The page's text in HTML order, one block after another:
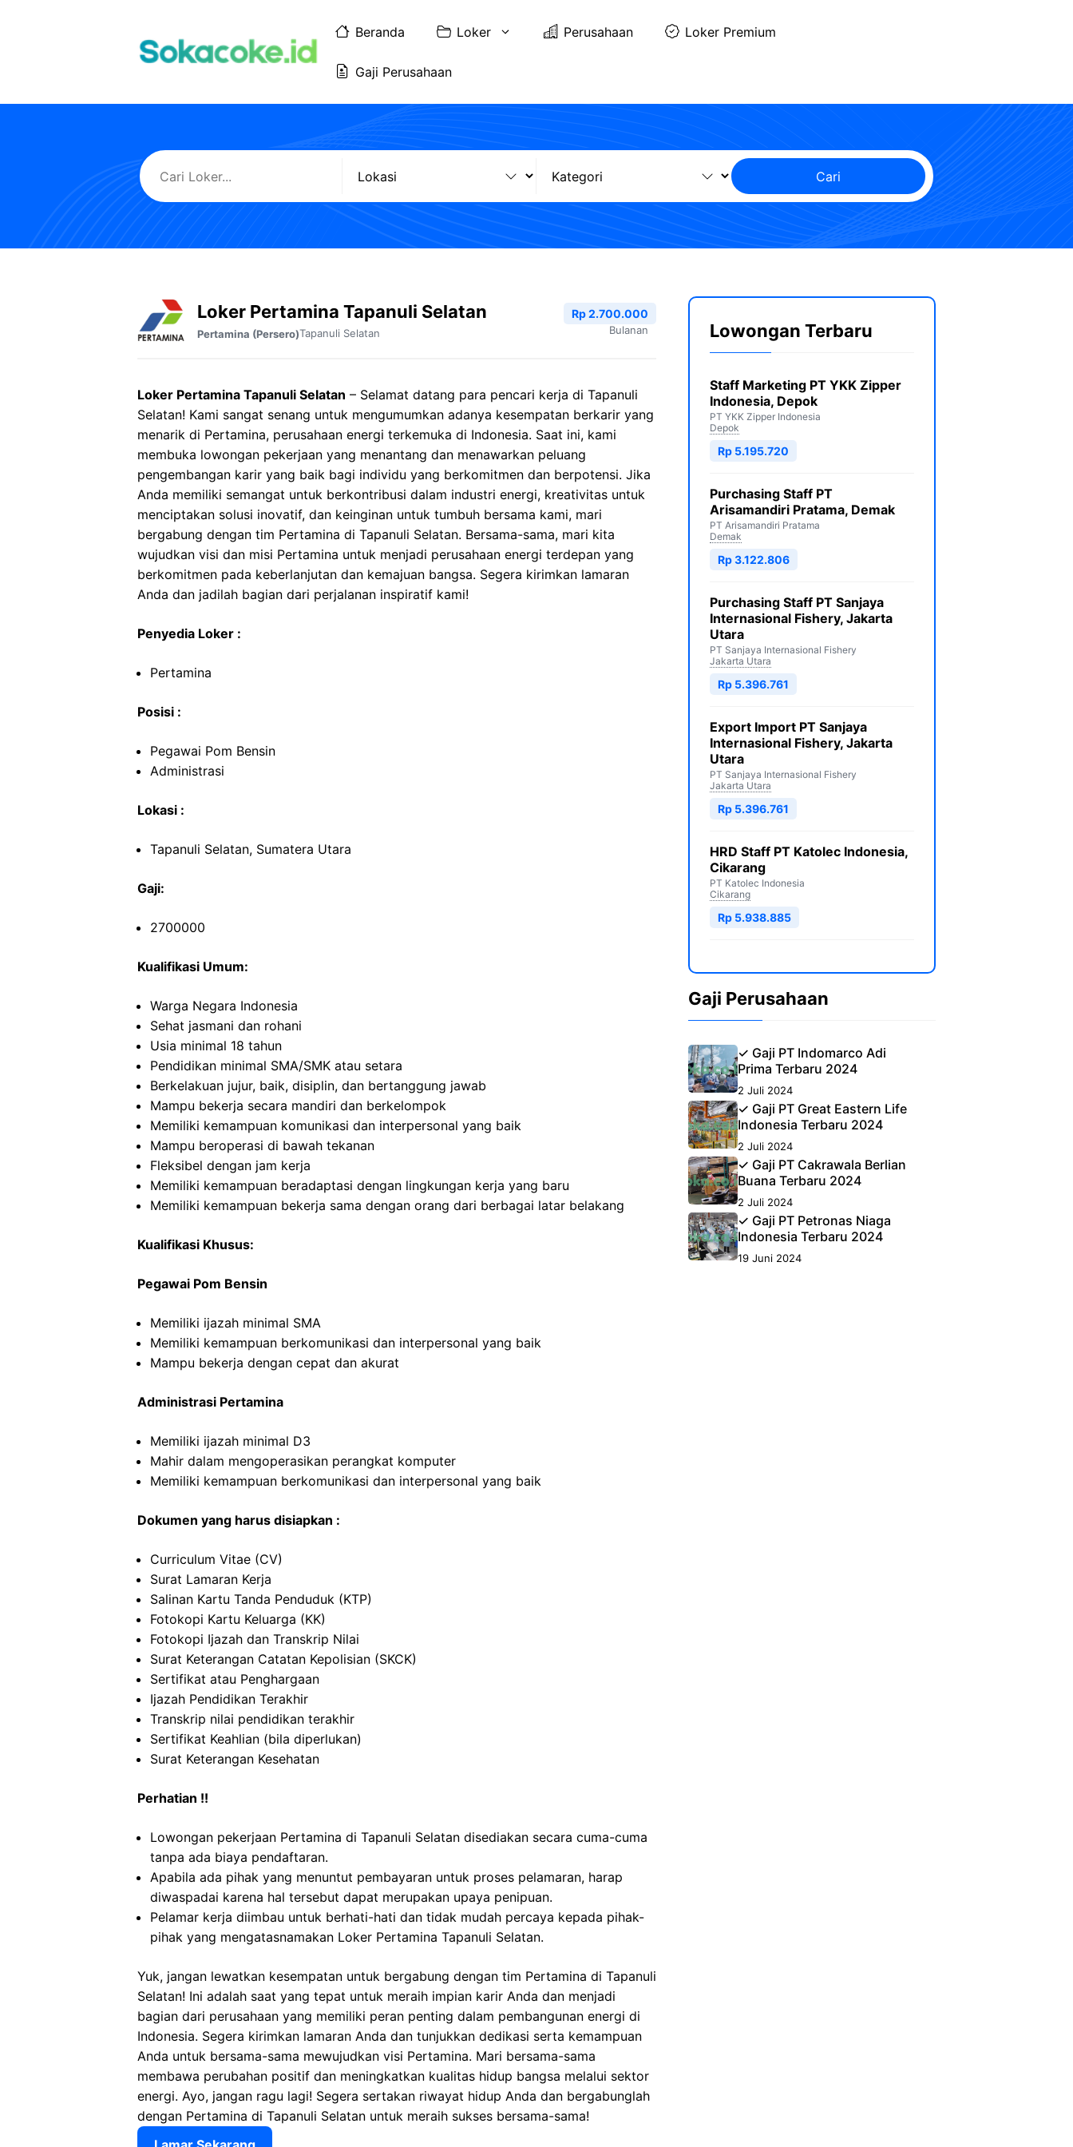
Beranda Loker Perusahaan Loker Premium
Gaji Perusahaan
Cari
Loker Pertamina Tapanuli Selatan
Pertamina (Persero)Tapanuli Selatan
Rp 2.700.000
Bulanan
Loker Pertamina Tapanuli Selatan – Selamat datang para pencari kerja di Tapanuli
Selatan! Kami sangat senang untuk mengumumkan adanya kesempatan berkarir yang
menarik di Pertamina, perusahaan energi terkemuka di Indonesia. Saat ini, kami
membuka lowongan pekerjaan yang menantang dan menawarkan peluang
pengembangan karir yang baik bagi individu yang berkomitmen dan berpotensi. Jika
Anda memiliki semangat untuk berkontribusi dalam industri energi, kreativitas untuk
menciptakan solusi inovatif, dan keinginan untuk tumbuh bersama kami, mari
bergabung dengan tim Pertamina di Tapanuli Selatan. Bersama-sama, mari kita
wujudkan visi dan misi Pertamina untuk menjadi perusahaan energi terdepan yang
berkomitmen pada keberlanjutan dan kemajuan bangsa. Segera kirimkan lamaran
Anda dan jadilah bagian dari perjalanan inspiratif kami!
Penyedia Loker :
Pertamina
Posisi :
Pegawai Pom Bensin
Administrasi
Lokasi :
Tapanuli Selatan, Sumatera Utara
Gaji:
2700000
Kualifikasi Umum:
Warga Negara Indonesia
Sehat jasmani dan rohani
Usia minimal 18 tahun
Pendidikan minimal SMA/SMK atau setara
Berkelakuan jujur, baik, disiplin, dan bertanggung jawab
Mampu bekerja secara mandiri dan berkelompok
Memiliki kemampuan komunikasi dan interpersonal yang baik
Mampu beroperasi di bawah tekanan
Fleksibel dengan jam kerja
Memiliki kemampuan beradaptasi dengan lingkungan kerja yang baru
Memiliki kemampuan bekerja sama dengan orang dari berbagai latar belakang
Kualifikasi Khusus:
Pegawai Pom Bensin
Memiliki ijazah minimal SMA
Memiliki kemampuan berkomunikasi dan interpersonal yang baik
Mampu bekerja dengan cepat dan akurat
Administrasi Pertamina
Memiliki ijazah minimal D3
Mahir dalam mengoperasikan perangkat komputer
Memiliki kemampuan berkomunikasi dan interpersonal yang baik
Dokumen yang harus disiapkan :
Curriculum Vitae (CV)
Surat Lamaran Kerja
Salinan Kartu Tanda Penduduk (KTP)
Fotokopi Kartu Keluarga (KK)
Fotokopi Ijazah dan Transkrip Nilai
Surat Keterangan Catatan Kepolisian (SKCK)
Sertifikat atau Penghargaan
Ijazah Pendidikan Terakhir
Transkrip nilai pendidikan terakhir
Sertifikat Keahlian (bila diperlukan)
Surat Keterangan Kesehatan
Perhatian !!
Lowongan pekerjaan Pertamina di Tapanuli Selatan disediakan secara cuma-cuma
tanpa ada biaya pendaftaran.
Apabila ada pihak yang menuntut pembayaran untuk proses pelamaran, harap
diwaspadai karena hal tersebut dapat merupakan upaya penipuan.
Pelamar kerja diimbau untuk berhati-hati dan tidak mudah percaya kepada pihak-
pihak yang mengatasnamakan Loker Pertamina Tapanuli Selatan.
Yuk, jangan lewatkan kesempatan untuk bergabung dengan tim Pertamina di Tapanuli
Selatan! Ini adalah saat yang tepat untuk meraih impian karir Anda dan menjadi
bagian dari perusahaan yang memiliki peran penting dalam pembangunan energi di
Indonesia. Segera kirimkan lamaran Anda dan tunjukkan dedikasi serta kemampuan
Anda untuk bersama-sama mewujudkan visi Pertamina. Mari bersama-sama
membawa perubahan positif dan meningkatkan kualitas hidup bangsa melalui sektor
energi. Ayo, jangan ragu lagi! Segera sertakan riwayat hidup Anda dan bergabunglah
dengan Pertamina di Tapanuli Selatan untuk meraih sukses bersama-sama!
Lowongan Terbaru
Staff Marketing PT YKK Zipper
Indonesia, Depok
PT YKK Zipper Indonesia
Depok
Rp 5.195.720
Purchasing Staff PT
Arisamandiri Pratama, Demak
PT Arisamandiri Pratama
Demak
Rp 3.122.806
Purchasing Staff PT Sanjaya
Internasional Fishery, Jakarta
Utara
PT Sanjaya Internasional Fishery
Jakarta Utara
Rp 5.396.761
Export Import PT Sanjaya
Internasional Fishery, Jakarta
Utara
PT Sanjaya Internasional Fishery
Jakarta Utara
Rp 5.396.761
HRD Staff PT Katolec Indonesia,
Cikarang
PT Katolec Indonesia
Cikarang
Rp 5.938.885
Gaji Perusahaan
✓ Gaji PT Indomarco Adi
Prima Terbaru 2024
2 Juli 2024
✓ Gaji PT Great Eastern Life
Indonesia Terbaru 2024
2 Juli 2024
✓ Gaji PT Cakrawala Berlian
Buana Terbaru 2024
2 Juli 2024
✓ Gaji PT Petronas Niaga
Indonesia Terbaru 2024
19 Juni 2024